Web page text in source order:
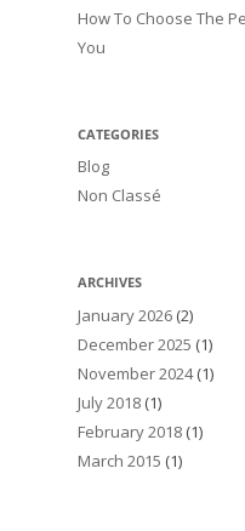
How To Choose The
You
CATEGORIES
Blog
Non Classé
ARCHIVES
January 2026 (2)
December 2025 (1)
November 2024(1)
July 2018 (1)
February 2018 (1)
March 2015 (1)